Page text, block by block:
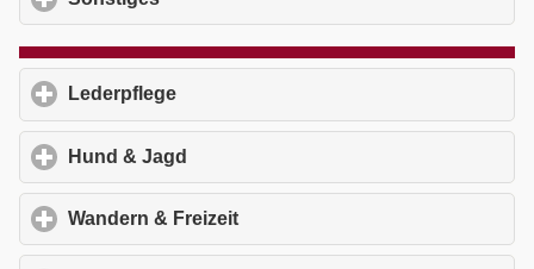
Lederpflege
Hund & Jagd
Wandern & Freizeit